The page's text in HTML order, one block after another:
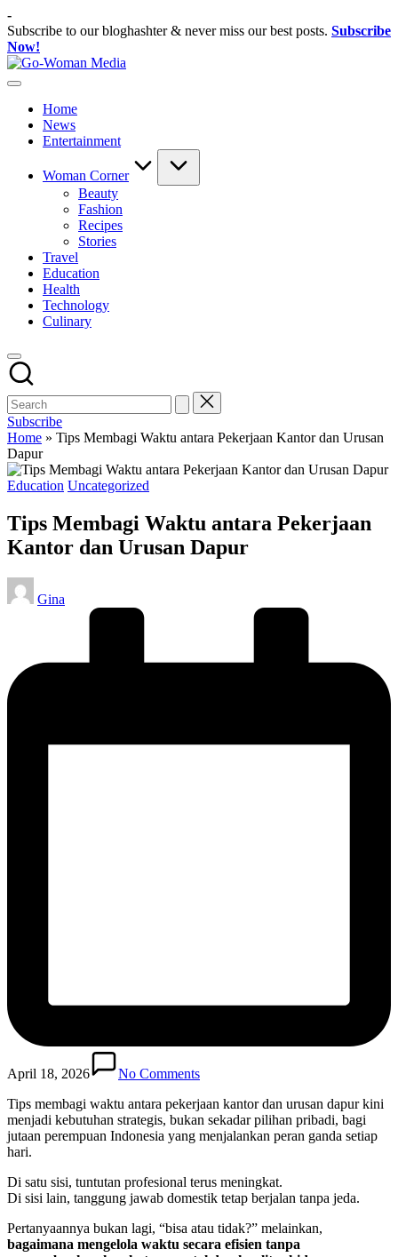
Skip
to
content
-
Subscribe to our bloghashter & never miss our best posts. Subscribe
Now!
Portal
Untuk
Wanita
Indonesia
Home
News
Entertainment
Woman Corner
Beauty
Fashion
Recipes
Stories
Travel
Education
Health
Technology
Culinary
Subscribe
Home » Tips Membagi Waktu antara Pekerjaan Kantor dan Urusan
Dapur
Posted
Education Uncategorized
Tips Membagi Waktu antara Pekerjaan
Kantor dan Urusan Dapur
Posted
by
Gina
April 18, 2026
No Comments
Tips membagi waktu antara pekerjaan kantor dan urusan dapur kini
menjadi kebutuhan strategis, bukan sekadar pilihan pribadi, bagi
jutaan perempuan Indonesia yang menjalankan peran ganda setiap
hari.
Di satu sisi, tuntutan profesional terus meningkat.
Di sisi lain, tanggung jawab domestik tetap berjalan tanpa jeda.
Pertanyaannya bukan lagi, “bisa atau tidak?” melainkan,
bagaimana mengelola waktu secara efisien tanpa